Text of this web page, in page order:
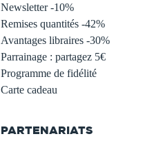
Newsletter -10%
Remises quantités -42%
Avantages libraires -30%
Parrainage : partagez 5€
Programme de fidélité
Carte cadeau
PARTENARIATS